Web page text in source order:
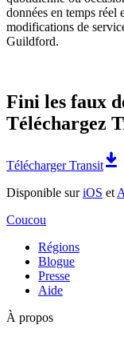
données en temps réel
modifications de
Guildford.
Fini les faux
Téléchargez
Télécharger Transit
Disponible suriOS et
Coucou
Régions
Blogue
Presse
Aide
À propos